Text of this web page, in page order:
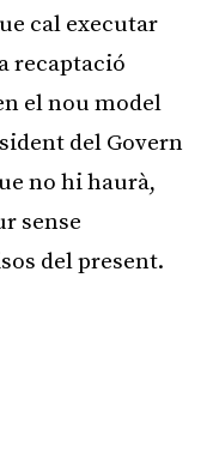
cal executar
recaptació
el nou model
del Govern
no hi haurà,
sense
del present.